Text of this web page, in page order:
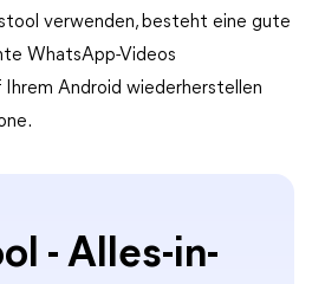
verwenden, besteht eine gute
WhatsApp-Videos
Android wiederherstellen
- Alles-in-